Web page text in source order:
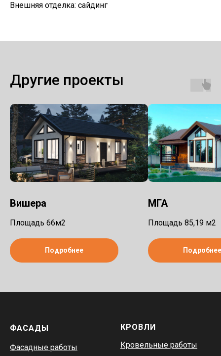
Внешняя отделка: сайдинг
Другие проекты
Вишера
Площадь 66м2
Подробнее
МГА
Площадь 85,19 м2
Подробнее
ФАСАДЫ
Фасадные работы
КРОВЛИ
Кровельные работы